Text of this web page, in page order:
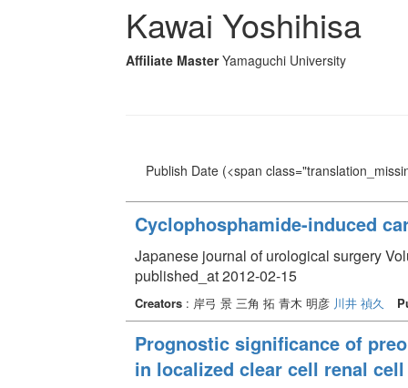
Kawai Yoshihisa
Affiliate Master Yamaguchi University
Publish Date(<span
Cyclophosphamide-induced
Japanese journal of urological surgery
published_at 2012-02-15
Creators: 岸弓 景 三角 拓 青木 明彦 川井 禎久
Prognostic significance of
in localized clear cell renal